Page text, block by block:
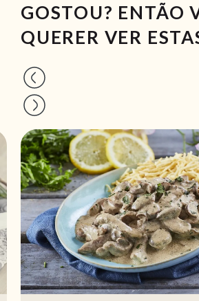
GOSTOU? ENTÃO
QUERER VER